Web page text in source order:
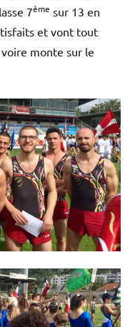
7ème sur 13 en
et vont tout
monte sur le